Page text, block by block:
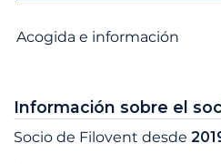
Acogida e información
Información sobre el
Socio de Filovent desde